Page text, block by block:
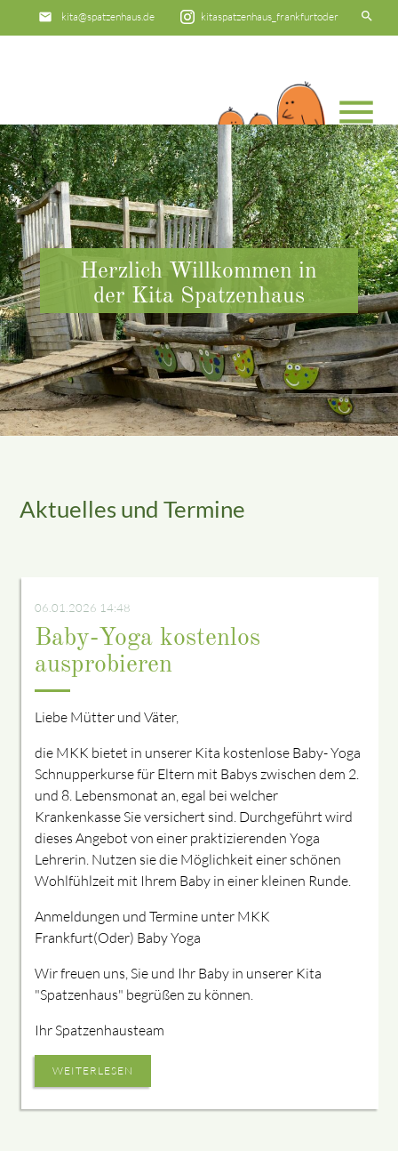
search
kitaspatzenhaus_frankfurtoder
email kita@spatzenhaus.de
menu
Suchbegriffe SUCHEN
Herzlich Willkommen in
der Kita Spatzenhaus
Aktuelles und Termine
06.01.2026 14:48
Baby-Yoga kostenlos
ausprobieren
Liebe Mütter und Väter,
die MKK bietet in unserer Kita kostenlose Baby- Yoga
Schnupperkurse für Eltern mit Babys zwischen dem 2.
und 8. Lebensmonat an, egal bei welcher
Krankenkasse Sie versichert sind. Durchgeführt wird
dieses Angebot von einer praktizierenden Yoga
Lehrerin. Nutzen sie die Möglichkeit einer schönen
Wohlfühlzeit mit Ihrem Baby in einer kleinen Runde.
Anmeldungen und Termine unter MKK
Frankfurt(Oder) Baby Yoga
Wir freuen uns, Sie und Ihr Baby in unserer Kita
"Spatzenhaus" begrüßen zu können.
Ihr Spatzenhausteam
WEITERLESEN